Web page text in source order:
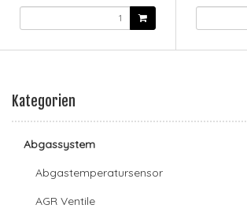
Kategorien
Abgassystem
Abgastemperatursensor
AGR Ventile